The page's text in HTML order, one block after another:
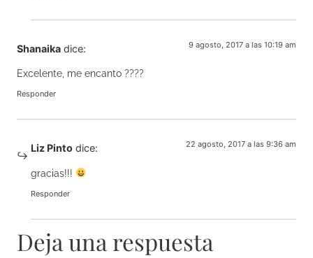
Shanaika dice: 9 agosto, 2017 a las 10:19 am
Excelente, me encanto ????
Responder
Liz Pinto dice: 22 agosto, 2017 a las 9:36 am
gracias!!!
Responder
Deja una respuesta